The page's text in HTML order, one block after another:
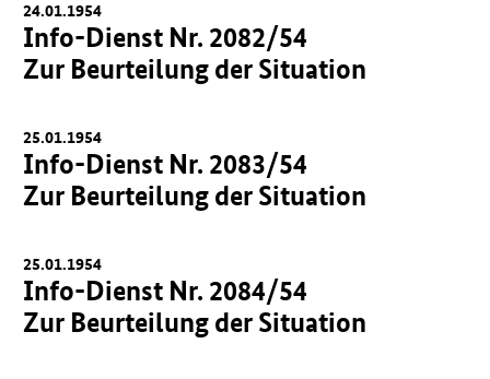
24.01.1954
Info-Dienst Nr. 2082/54
Zur Beurteilung der Situation
25.01.1954
Info-Dienst Nr. 2083/54
Zur Beurteilung der Situation
25.01.1954
Info-Dienst Nr. 2084/54
Zur Beurteilung der Situation